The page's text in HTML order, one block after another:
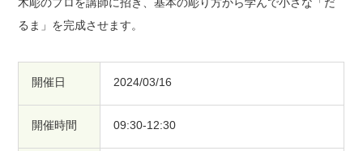
るま」を完成させます。
開催日 2024/03/16
開催時間 09:30-12:30